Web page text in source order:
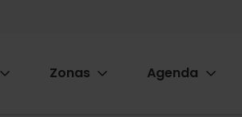
Zonas Agenda